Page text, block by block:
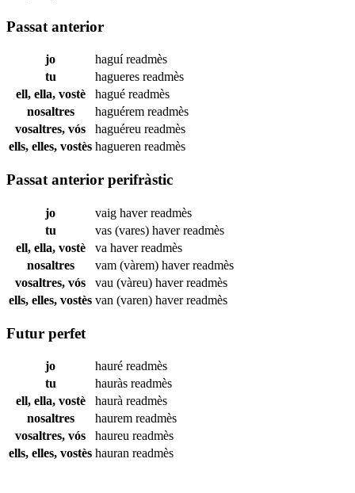
Passat anterior
jo haguíreadmès
tu
hagueres readmès
ell, ella, vostè
hagué readmès
nosaltres
haguérem readmès
vosaltres, vós
haguéreu readmès
ells, elles, vostès hagueren readmès
Passat anterior perifràstic
jo vaig haverreadmès
tu
vas (vares) haverreadmès
ell, ella, vostè
va haverreadmès
nosaltres
vam (vàrem) haverreadmès
vosaltres, vós
vau (vàreu) haverreadmès
ells, elles, vostès van (varen) haverreadmès
Futur perfet
jo hauré readmès
tu
hauràs readmès
ell, ella, vostè
haurà readmès
nosaltres
haurem readmès
vosaltres, vós
haureu readmès
ells, elles, vostès hauran readmès